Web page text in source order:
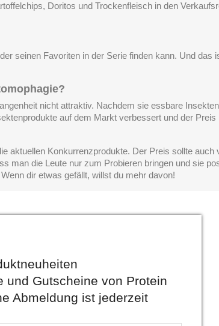
Doritos und Trockenfleisch in den
seinen Favoriten in der Serie finden kann. Und das
nicht attraktiv. Nachdem sie essbare
auf dem Markt verbessert und der Preis
aktuellen Konkurrenzprodukte. Der Preis sollte auch
man die Leute nur zum Probieren bringen und sie
dir etwas gefällt, willst du mehr davon!
und Gutscheine von Protein
Abmeldung ist jederzeit